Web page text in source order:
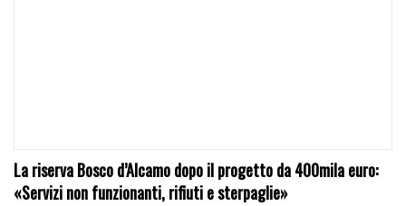
La riserva Bosco d’Alcamo dopo il progetto da 400mila euro:
«Servizi non funzionanti, rifiuti e sterpaglie»